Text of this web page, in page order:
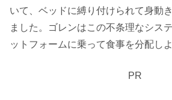
いて、ベッドに縛り付けられて身動
ました。ゴレンはこの不条理なシス
ットフォームに乗って食事を分配し
PR